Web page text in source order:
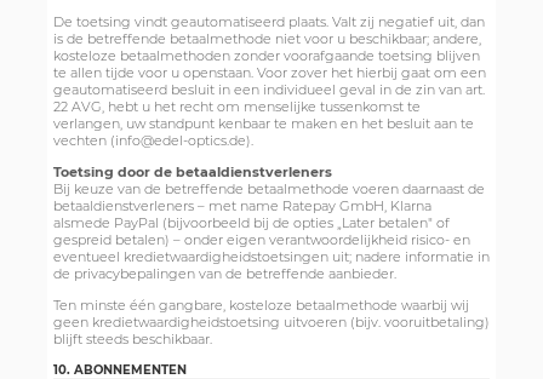
De toetsing vindt geautomatiseerd plaats. Valt zij negatief uit, dan
is de betreffende betaalmethode niet voor u beschikbaar; andere,
kosteloze betaalmethoden zonder voorafgaande toetsing blijven
te allen tijde voor u openstaan. Voor zover het hierbij gaat om een
geautomatiseerd besluit in een individueel geval in de zin van art.
22 AVG, hebt u het recht om menselijke tussenkomst te
verlangen, uw standpunt kenbaar te maken en het besluit aan te
vechten (info@edel-optics.de).
Toetsing door de betaaldienstverleners
Bij keuze van de betreffende betaalmethode voeren daarnaast de
betaaldienstverleners – met name Ratepay GmbH, Klarna
alsmede PayPal (bijvoorbeeld bij de opties „Later betalen" of
gespreid betalen) – onder eigen verantwoordelijkheid risico- en
eventueel kredietwaardigheidstoetsingen uit; nadere informatie in
de privacybepalingen van de betreffende aanbieder.
Ten minste één gangbare, kosteloze betaalmethode waarbij wij
geen kredietwaardigheidstoetsing uitvoeren (bijv. vooruitbetaling)
blijft steeds beschikbaar.
10. ABONNEMENTEN